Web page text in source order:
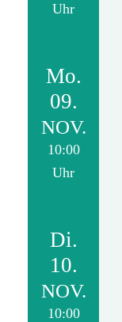
Uhr
Mo.
09.
NOV.
10:00
Uhr
Di.
10.
NOV.
10:00